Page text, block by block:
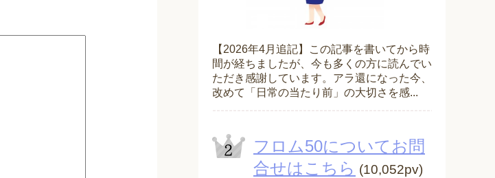
【2026年4月追記】この記事を書いてから時
間が経ちましたが、今も多くの方に読んでい
ただき感謝しています。アラ還になった今、
改めて「日常の当たり前」の大切さを感...
フロム50についてお問
合せはこちら (10,052pv)